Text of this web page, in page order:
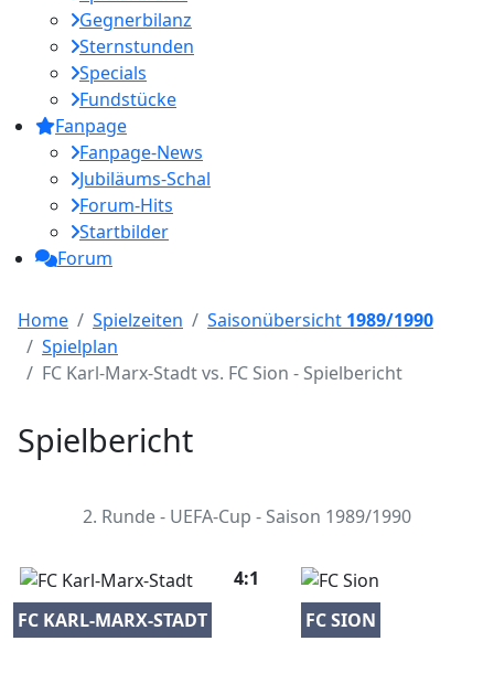
Gegnerbilanz
Sternstunden
Specials
Fundstücke
Fanpage
Fanpage-News
Jubiläums-Schal
Forum-Hits
Startbilder
Forum
Home Spielzeiten Saisonübersicht 1989/1990
Spielplan
FC Karl-Marx-Stadt vs. FC Sion - Spielbericht
Spielbericht
2. Runde - UEFA-Cup - Saison 1989/1990
FC KARL-MARX-STADT
4:1
FC SION